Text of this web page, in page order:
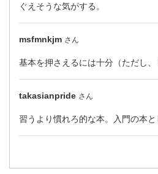
ぐえそうな気がする。
msfmnkjm さん
基本を押さえるには十分（ただし、
takasianpride さん
習うより慣れろ的な本。入門の本と